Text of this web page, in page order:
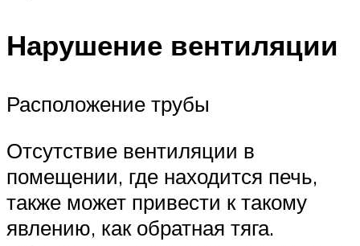
Нарушение вентиляции
Расположение трубы
Отсутствие вентиляции в
помещении, где находится печь,
также может привести к такому
явлению, как обратная тяга.